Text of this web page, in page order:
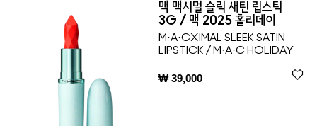
맥 맥시멀 슬릭 새틴 립스틱
3G / 맥 2025 홀리데이
M·A·CXIMAL SLEEK SATIN
LIPSTICK / M·A·C HOLIDAY
₩ 39,000